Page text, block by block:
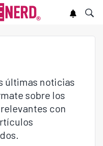
últimas noticias
sobre los
con